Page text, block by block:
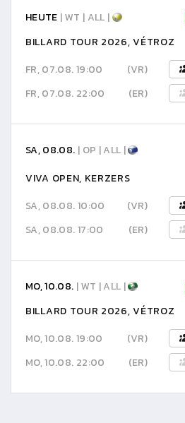
HEUTE | WT | ALL |
BILLARD TOUR 2026, VÉTROZ
FR, 07.08. 19:00
(VR)
FR, 07.08. 22:00
(ER)
SA, 08.08. | OP | ALL |
VIVA OPEN, KERZERS
SA, 08.08. 10:00
(VR)
SA, 08.08. 17:00
(ER)
MO, 10.08. | WT | ALL |
BILLARD TOUR 2026, VÉTROZ
MO, 10.08. 19:00
(VR)
MO, 10.08. 22:00
(ER)